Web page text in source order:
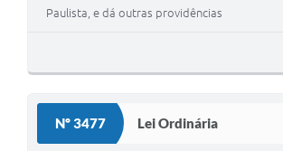
Paulista, e dá outras providências
Nº 3477 Lei Ordinária